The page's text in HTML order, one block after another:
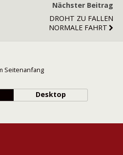
Nächster Beitrag
DROHT ZU FALLEN
NORMALE FAHRT
Seitenanfang
Desktop